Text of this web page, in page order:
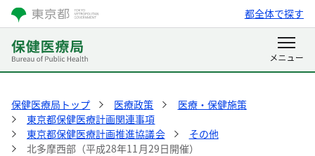
都全体で探す
保健医療局トップ 医療政策
医療・保健施策
東京都保健医療計画関連事項
東京都保健医療計画推進協議会
その他
北多摩西部（平成28年11月29日開催）